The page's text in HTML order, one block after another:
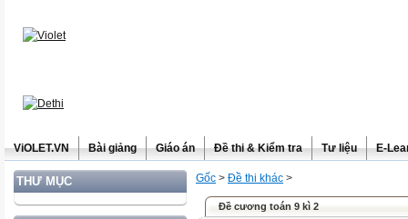
ViOLET.VN Bài giảng Giáo án Đề thi & Kiểm tra Tư liệu E-
THƯ MỤC Gốc > Đề thi khác >
Đề cương toán 9 kì 2